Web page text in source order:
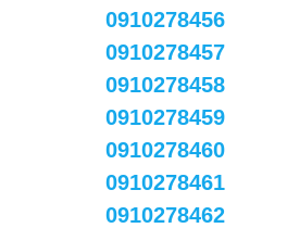
0910278456
0910278457
0910278458
0910278459
0910278460
0910278461
0910278462